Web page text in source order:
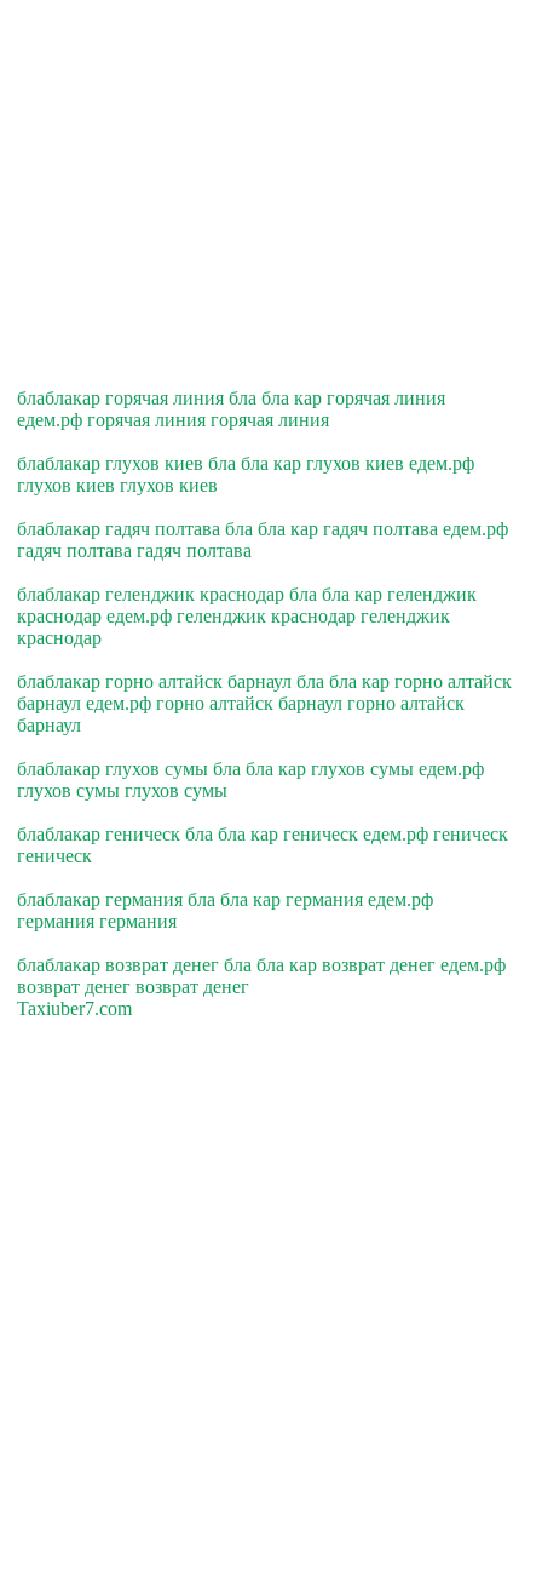
блаблакар горячая линия бла бла кар горячая линия
едем.рф горячая линия горячая линия
блаблакар глухов киев бла бла кар глухов киев едем.рф
глухов киев глухов киев
блаблакар гадяч полтава бла бла кар гадяч полтава едем.рф
гадяч полтава гадяч полтава
блаблакар геленджик краснодар бла бла кар геленджик
краснодар едем.рф геленджик краснодар геленджик
краснодар
блаблакар горно алтайск барнаул бла бла кар горно алтайск
барнаул едем.рф горно алтайск барнаул горно алтайск
барнаул
блаблакар глухов сумы бла бла кар глухов сумы едем.рф
глухов сумы глухов сумы
блаблакар геническ бла бла кар геническ едем.рф геническ
геническ
блаблакар германия бла бла кар германия едем.рф
германия германия
блаблакар возврат денег бла бла кар возврат денег едем.рф
возврат денег возврат денег
Taxiuber7.com